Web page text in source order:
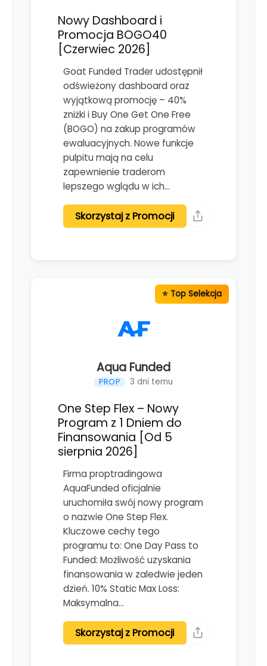
Nowy Dashboard i
Promocja BOGO40
[Czerwiec 2026]
Goat Funded Trader udostępnił
odświeżony dashboard oraz
wyjątkową promocję – 40%
zniżki i Buy One Get One Free
(BOGO) na zakup programów
ewaluacyjnych. Nowe funkcje
pulpitu mają na celu
zapewnienie traderom
lepszego wglądu w ich…
Skorzystaj z Promocji
Aqua Funded
PROP 3 dni temu
One Step Flex – Nowy
Program z 1 Dniem do
Finansowania [Od 5
sierpnia 2026]
Firma proptradingowa
AquaFunded oficjalnie
uruchomiła swój nowy program
o nazwie One Step Flex.
Kluczowe cechy tego
programu to: One Day Pass to
Funded: Możliwość uzyskania
finansowania w zaledwie jeden
dzień. 10% Static Max Loss:
Maksymalna…
Skorzystaj z Promocji